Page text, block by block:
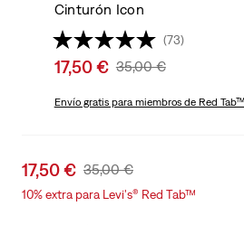
Cinturón Icon
(73)
Sale
is
17,50 € Original
Was
35,00 €
Envío gratispara miembros de Red Tab™
Sale
price
17,50 € Original
Price
35,00 €
10% extra para Levi's® Red Tab™